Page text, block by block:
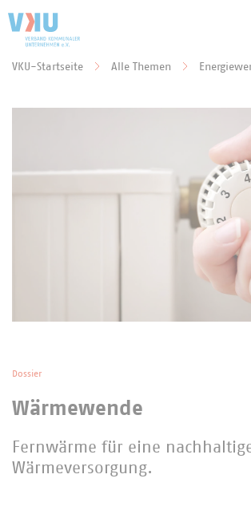
VKU-Startseite Alle Themen
Dossier
Wärmewende
Fernwärme für eine
Wärmeversorgung.